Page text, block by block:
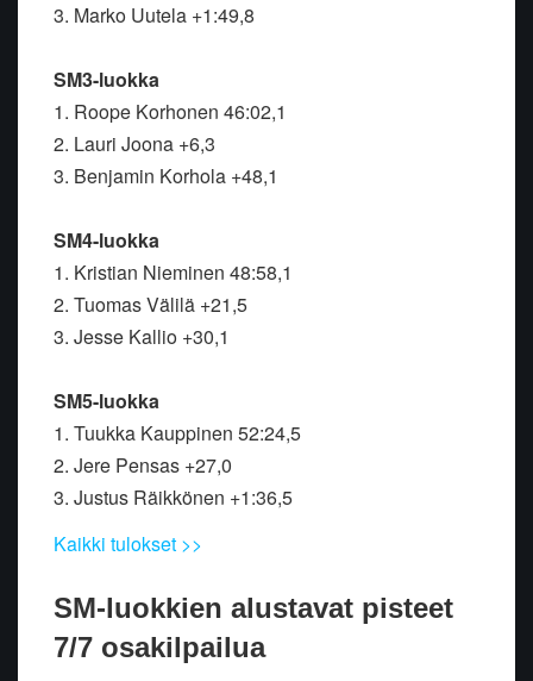
3. Marko Uutela +1:49,8
SM3-luokka
1. Roope Korhonen 46:02,1
2. Lauri Joona +6,3
3. Benjamin Korhola +48,1
SM4-luokka
1. Kristian Nieminen 48:58,1
2. Tuomas Välilä +21,5
3. Jesse Kallio +30,1
SM5-luokka
1. Tuukka Kauppinen 52:24,5
2. Jere Pensas +27,0
3. Justus Räikkönen +1:36,5
Kaikki tulokset >>
SM-luokkien alustavat pisteet
7/7 osakilpailua